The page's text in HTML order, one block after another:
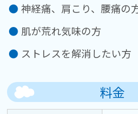
神経痛、肩こり、腰痛の
肌が荒れ気味の方
ストレスを解消したい方
料金